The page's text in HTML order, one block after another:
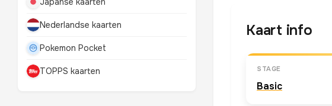
Nederlandse kaarten
Pokemon Pocket
TOPPS kaarten
Kaart info
STAGE
Basic